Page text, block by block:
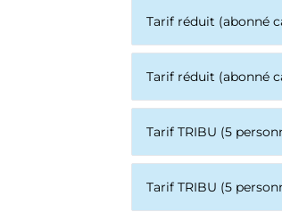
Tarif réduit (abonné
Tarif réduit (abonné
Tarif TRIBU (5
Tarif TRIBU (5